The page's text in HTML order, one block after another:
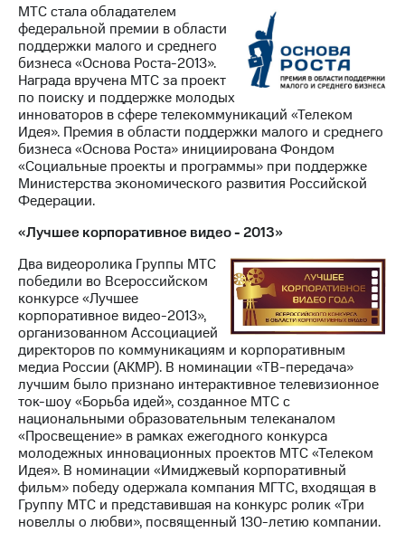
МТС стала обладателем
федеральной премии в области
поддержки малого и среднего
бизнеса «Основа Роста-2013».
Награда вручена МТС за проект
по поиску и поддержке молодых
инноваторов в сфере телекоммуникаций «Телеком
Идея». Премия в области поддержки малого и среднего
бизнеса «Основа Роста» инициирована Фондом
«Социальные проекты и программы» при поддержке
Министерства экономического развития Российской
Федерации.
«Лучшее корпоративное видео - 2013»
Два видеоролика Группы МТС
победили во Всероссийском
конкурсе «Лучшее
корпоративное видео-2013»,
организованном Ассоциацией
директоров по коммуникациям и корпоративным
медиа России (АКМР). В номинации «ТВ-передача»
лучшим было признано интерактивное телевизионное
ток-шоу «Борьба идей», созданное МТС с
национальными образовательным телеканалом
«Просвещение» в рамках ежегодного конкурса
молодежных инновационных проектов МТС «Телеком
Идея». В номинации «Имиджевый корпоративный
фильм» победу одержала компания МГТС, входящая в
Группу МТС и представившая на конкурс ролик «Три
новеллы о любви», посвященный 130-летию компании.